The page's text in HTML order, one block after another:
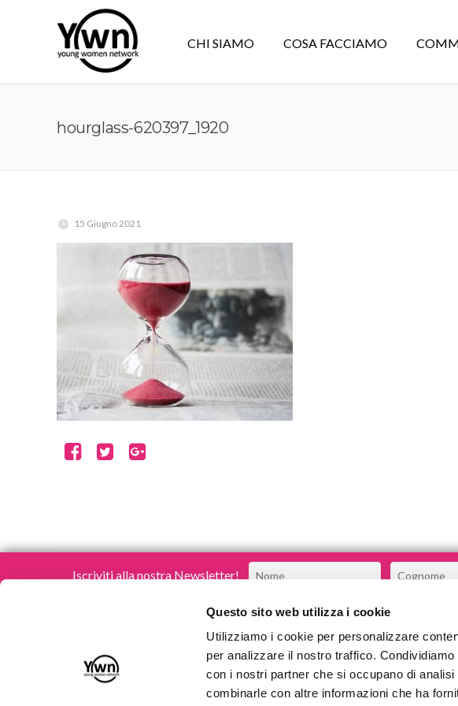
Questo sito web utilizza i cookie
Utilizziamo i cookie per personalizzare
per analizzare il nostro traffico.
con i nostri partner che si occupano di
combinarle con altre informazioni che ha
CHI SIAMO COSA FACCIAMO
hourglass-620397_1920
15 Giugno 2021
Iscriviti alla nostra Newsletter!
Young Women Network
CHI
COSA